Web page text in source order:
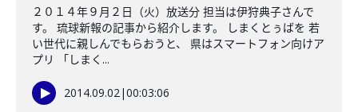
２０１４年９月２日（火）放送分 担当は伊狩典子さんで
す。 琉球新報の記事から紹介します。 しまくとぅばを 若
い世代に親しんでもらおうと、 県はスマートフォン向けア
プリ 「しまく...
2014.09.02|00:03:06